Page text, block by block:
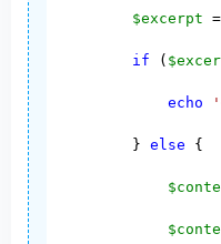
$excerpt =
if (
echo
        }
else {